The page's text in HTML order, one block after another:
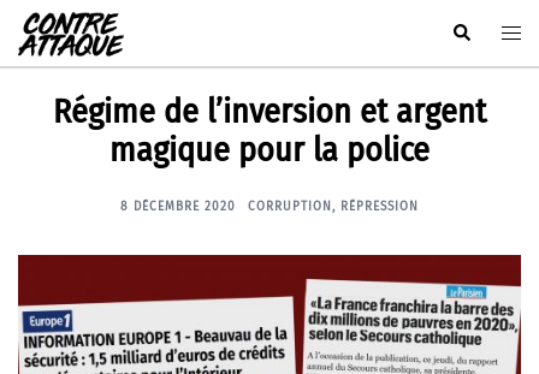
Aller
au
contenu
Rechercher
Régime de l’inversion et argent
magique pour la police
8 DÉCEMBRE 2020 CORRUPTION , RÉPRESSION